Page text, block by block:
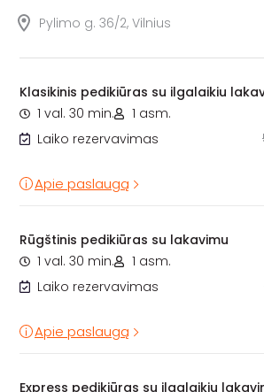
Pylimo g. 36/2, Vilnius
Klasikinis pedikiūras su ilgalaikiu
1 val. 30 min.
1 asm.
Laiko rezervavimas
Apie paslaugą
Rūgštinis pedikiūras su lakavimu
1 val. 30 min.
1 asm.
Laiko rezervavimas
Apie paslaugą
Express pedikiūras su ilgalaikiu